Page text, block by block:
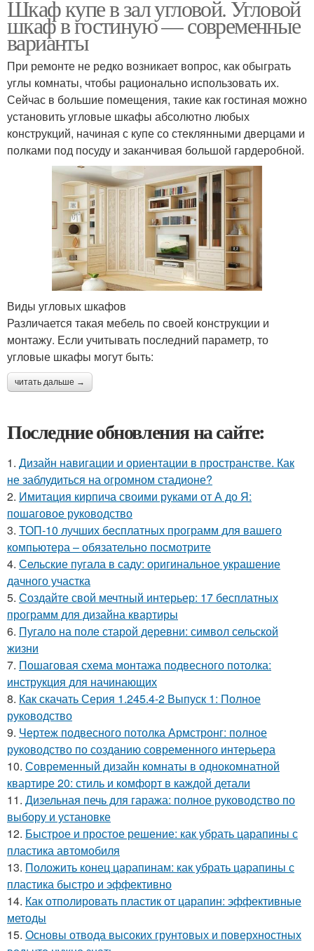
Шкаф купе в зал угловой. Угловой
шкаф в гостиную — современные
варианты
При ремонте не редко возникает вопрос, как обыграть
углы комнаты, чтобы рационально использовать их.
Сейчас в большие помещения, такие как гостиная можно
установить угловые шкафы абсолютно любых
конструкций, начиная с купе со стеклянными дверцами и
полками под посуду и заканчивая большой гардеробной.
Виды угловых шкафов
Различается такая мебель по своей конструкции и
монтажу. Если учитывать последний параметр, то
угловые шкафы могут быть:
читать дальше →
Последние обновления на сайте:
1. Дизайн навигации и ориентации в пространстве. Как
не заблудиться на огромном стадионе?
2. Имитация кирпича своими руками от А до Я:
пошаговое руководство
3. ТОП-10 лучших бесплатных программ для вашего
компьютера – обязательно посмотрите
4. Сельские пугала в саду: оригинальное украшение
дачного участка
5. Создайте свой мечтный интерьер: 17 бесплатных
программ для дизайна квартиры
6. Пугало на поле старой деревни: символ сельской
жизни
7. Пошаговая схема монтажа подвесного потолка:
инструкция для начинающих
8. Как скачать Серия 1.245.4-2 Выпуск 1: Полное
руководство
9. Чертеж подвесного потолка Армстронг: полное
руководство по созданию современного интерьера
10. Современный дизайн комнаты в однокомнатной
квартире 20: стиль и комфорт в каждой детали
11. Дизельная печь для гаража: полное руководство по
выбору и установке
12. Быстрое и простое решение: как убрать царапины с
пластика автомобиля
13. Положить конец царапинам: как убрать царапины с
пластика быстро и эффективно
14. Как отполировать пластик от царапин: эффективные
методы
15. Основы отвода высоких грунтовых и поверхностных